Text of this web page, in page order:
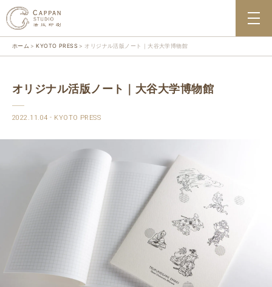
ホーム KYOTO PRESS オリジナル活版ノート｜大谷大学博物館
オリジナル活版ノート｜大谷大学博物館
2022.11.04 KYOTO PRESS